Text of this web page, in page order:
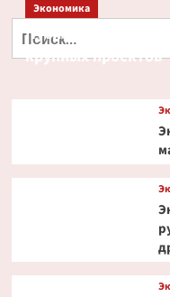
Экономика
Путин и Костин
крупных проектов